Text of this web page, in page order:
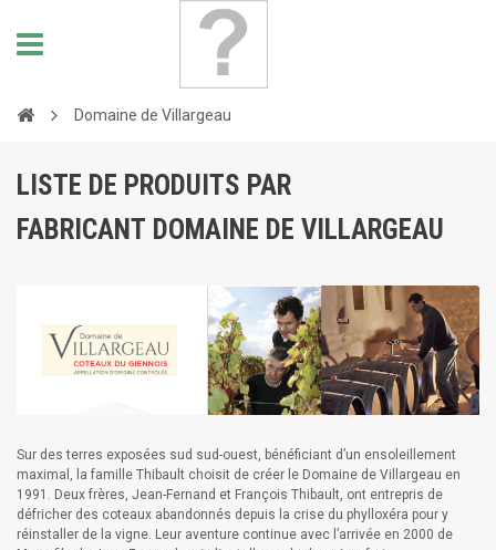
Domaine de Villargeau
LISTE DE PRODUITS PAR
FABRICANT DOMAINE DE VILLARGEAU
Sur des terres exposées sud sud-ouest, bénéficiant d’un ensoleillement
maximal, la famille Thibault choisit de créer le Domaine de Villargeau en
1991. Deux frères, Jean-Fernand et François Thibault, ont entrepris de
défricher des coteaux abandonnés depuis la crise du phylloxéra pour y
réinstaller de la vigne. Leur aventure continue avec l’arrivée en 2000 de